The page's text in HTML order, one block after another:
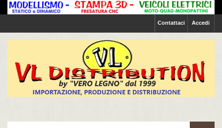
Accedi
Contattaci